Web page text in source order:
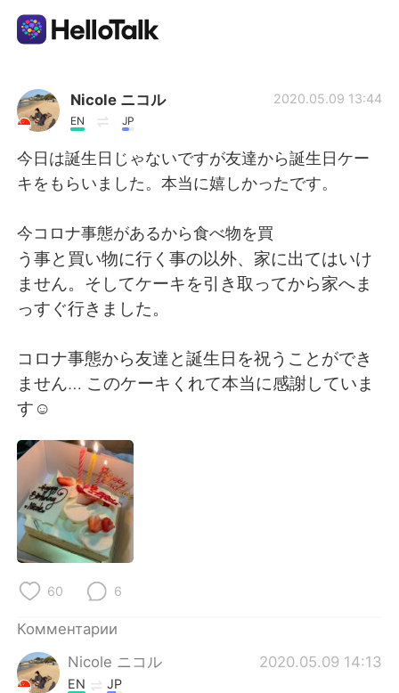
Приложение для Языкового Обмена
AI Grammar Checker
Русский
English 简体中文
繁體中文
العربية Français
Deutsch
한국어
Indonesia
Türkçe
Português
Nicole ニコル
EN JP
2020.05.09 13:44
今日は誕生日じゃないですが友達から誕生日ケー
キをもらいました。本当に嬉しかったです。
今コロナ事態があるから食べ物を買
う事と買い物に行く事の以外、家に出てはいけ
ません。そしてケーキを引き取ってから家へま
っすぐ行きました。
コロナ事態から友達と誕生日を祝うことができ
ません… このケーキくれて本当に感謝していま
す☺️
60 6
Комментарии
Nicole ニコル
2020.05.09 14:13
EN JP